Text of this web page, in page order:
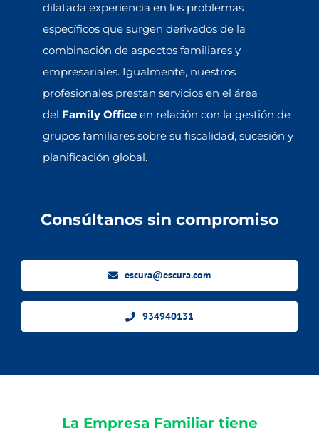
dilatada experiencia en los problemas
específicos que surgen derivados de la
combinación de aspectos familiares y
empresariales. Igualmente, nuestros
profesionales prestan servicios en el área
del Family Officeen relación con la gestión de
grupos familiares sobre su fiscalidad, sucesión y
planificación global.
Consúltanos sin compromiso
escura@escura.com
934940131
La Empresa Familiar tiene